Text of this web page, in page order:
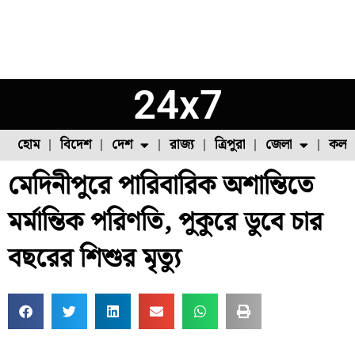
24x7
হোম বিদেশ দেশ
ফুল চাষ ফল চাষ মাছ চাষ পোল্ট্রি চাষ
রাজ্য ত্রিপুরা জেলা
উত্তর ২৪ পরগনা
মেদিনীপুরে পারিবারিক অশান্তিতে
মর্মান্তিক পরিণতি, পুকুরে ডুবে চার
বছরের শিশুর মৃত্যু